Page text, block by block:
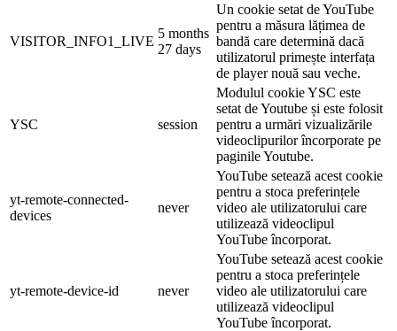
VISITOR_INFO1_LIVE
5 months
27 days
Un cookie setat de YouTube
pentru a măsura lățimea de
bandă care determină dacă
utilizatorul primește interfața
de player nouă sau veche.
YSC session
Modulul cookie YSC este
setat de Youtube și este folosit
pentru a urmări vizualizările
videoclipurilor încorporate pe
paginile Youtube.
yt-remote-connected-
devices
never
YouTube setează acest cookie
pentru a stoca preferințele
video ale utilizatorului care
utilizează videoclipul
YouTube încorporat.
yt-remote-device-id never
YouTube setează acest cookie
pentru a stoca preferințele
video ale utilizatorului care
utilizează videoclipul
YouTube încorporat.